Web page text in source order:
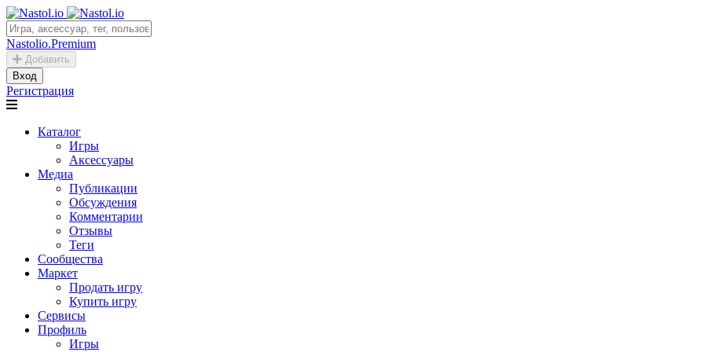
Nastolio.Premium
Добавить
Вход
Регистрация
Каталог
Игры
Аксессуары
Медиа
Публикации
Обсуждения
Комментарии
Отзывы
Теги
Сообщества
Маркет
Продать игру
Купить игру
Сервисы
Профиль
Игры